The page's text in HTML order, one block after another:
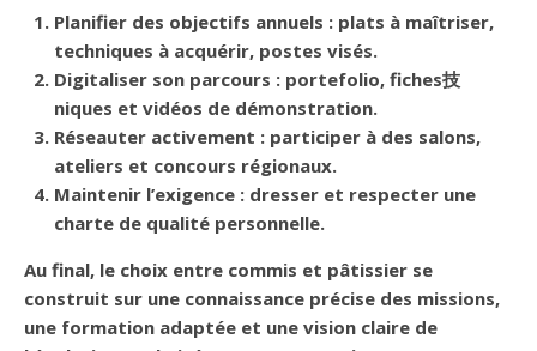
Planifier des objectifs annuels : plats à maîtriser,
techniques à acquérir, postes visés.
Digitaliser son parcours : portefolio, fiches技
niques et vidéos de démonstration.
Réseauter activement : participer à des salons,
ateliers et concours régionaux.
Maintenir l’exigence : dresser et respecter une
charte de qualité personnelle.
Au final, le choix entre commis et pâtissier se
construit sur une connaissance précise des missions,
une formation adaptée et une vision claire de